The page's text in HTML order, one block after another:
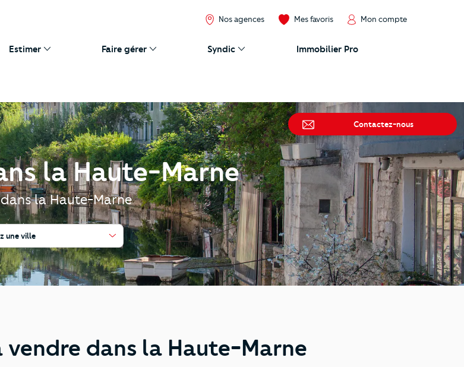
Nos agences Mes favoris Mon compte
Estimer Faire gérer Syndic Immobilier Pro
la Haute-Marne
la Haute-Marne
une ville
dans la Haute-Marne
Contactez-nous